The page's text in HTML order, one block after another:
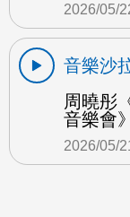
2026/05/
音樂沙
周曉彤
音樂會
2026/05/